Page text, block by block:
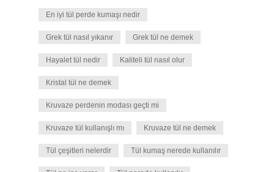
En iyi tül perde kumaşı nedir
Grek tül nasıl yıkanır Grek tül ne demek
Hayalet tül nedir Kaliteli tül nasıl olur
Kristal tül ne demek
Kruvaze perdenin modası geçti mi
Kruvaze tül kullanışlı mı Kruvaze tül ne demek
Tül çeşitleri nelerdir Tül kumaş nerede kullanılır